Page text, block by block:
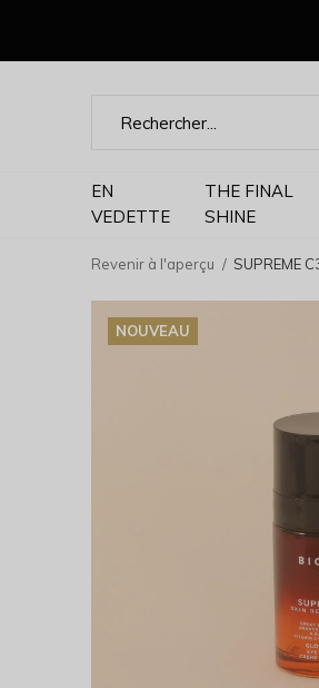
EN
VEDETTE
THE FINAL
SHINE
Revenir à l'aperçu SUPREME
NOUVEAU